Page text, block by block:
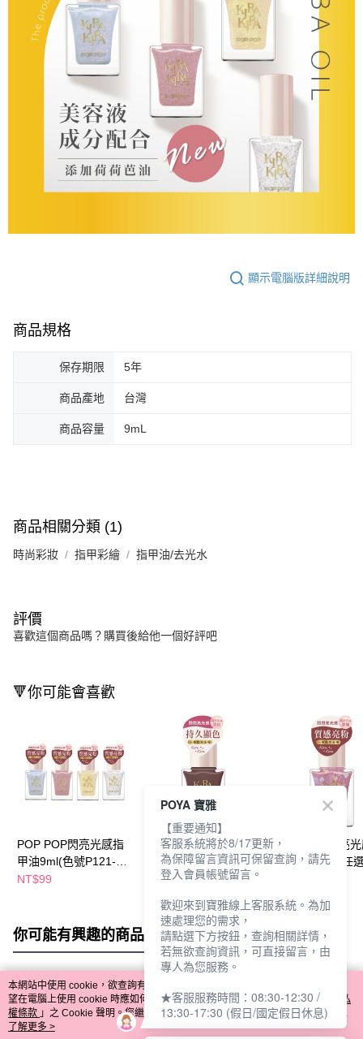
顯示電腦版詳細說明
商品規格
保存期限 5年
商品產地 台灣
商品容量 9mL
商品相關分類 (1)
時尚彩妝 指甲彩繪 指甲油/去光水
評價
喜歡這個商品嗎？購買後給他一個好評吧
🔻你可能會喜歡
POP POP閃亮光感指
甲油9ml(色號P121-
124)-多款任選
NT$99
POP POP 閃亮光感指
甲油9ml-多款任選
(P102-110)
NT$89
POP POP 閃亮
甲油9ml-多款任
你可能有興趣的商品 全站排行
熱門標籤
本網站中使用 cookie，欲查詢有關本網站使用 cookie 方式之詳情，及若您不希
望在電腦上使用 cookie 時應如何變更電腦的 cookie 設定，請參閱本網站「
隱私
權條款 」之 Cookie 聲明。您繼續使用本網站即表示您同意本公司得按本網站使
用條款之 Cookie 聲明使用 cookie。
了解更多 >
POYA 寶雅
【重要通知】
客服系統將於8/17更新，
為保障留言資訊可保留查詢，請先
登入會員帳號留言。
歡迎來到寶雅線上客服系統。為加
速處理您的需求，
請點選下方按鈕，查詢相關詳情，
若無欲查詢資訊，可直接留言，由
專人為您服務。
★客服服務時間：08:30-12:30 /
13:30-17:30 (假日/國定假日休息)